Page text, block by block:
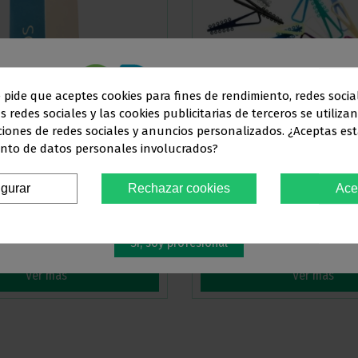
Este sitio web está dirigidoen exclusivaa
DEL SECTOR
Debes confirmar que eresprofesional dental
Sí, soy profesional
Ver más
LIGADURAS BAMBINO BAJA FRICCIÓN
Ver más
que aceptes cookies para fines de rendimiento, redes
redes sociales y las cookies publicitarias de terceros se
de redes sociales y anuncios personalizados. ¿Aceptas
de datos personales involucrados?
Rechazar cookies